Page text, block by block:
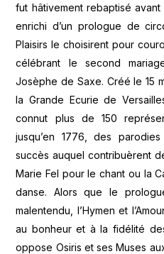
fut hâtivement rebaptisé
enrichi d’un prologue de
Plaisirs le choisirent pour
célébrant le second
Josèphe de Saxe. Créé le 15
la Grande Ecurie de
connut plus de 150
jusqu’en 1776, des
succès auquel contribuèrent
Marie Fel pour le chant ou la
danse. Alors que le
malentendu, l’Hymen et
au bonheur et à la fidélité
oppose Osiris et ses Muses